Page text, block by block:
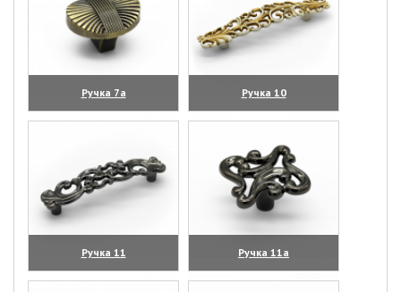
Ручка 7а
(увеличить)
Ручка 10
(увеличить)
Ручка 11
(увеличить)
Ручка 11а
(увеличить)